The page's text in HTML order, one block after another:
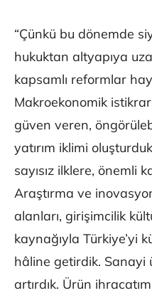
“Çünkü bu dönemde
hukuktan altyapıya
kapsamlı reformlar
Makroekonomik
güven veren,
yatırım iklimi
sayısız ilklere, önemli
Araştırma ve
alanları, girişimcilik
kaynağıyla Türkiye’yi
hâline getirdik. Sanayi
artırdık. Ürün